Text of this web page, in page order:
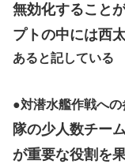
無効化すること
プトの中には西
あると記している
●対潜水艦作戦への
隊の少人数チー
が重要な役割を